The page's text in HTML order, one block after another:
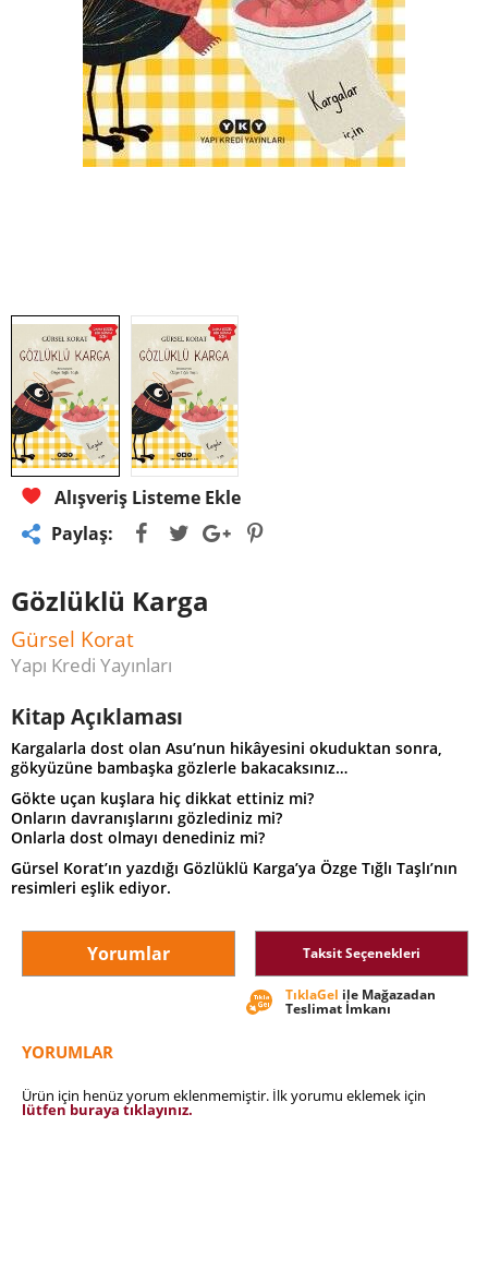
Alışveriş Listeme Ekle
Paylaş:
Gözlüklü Karga
Gürsel Korat
Yapı Kredi Yayınları
Kitap Açıklaması
Kargalarla dost olan Asu’nun hikâyesini okuduktan sonra,
gökyüzüne bambaşka gözlerle bakacaksınız…
Gökte uçan kuşlara hiç dikkat ettiniz mi?
Onların davranışlarını gözlediniz mi?
Onlarla dost olmayı denediniz mi?
Gürsel Korat’ın yazdığı Gözlüklü Karga’ya Özge Tığlı Taşlı’nın
resimleri eşlik ediyor.
Yorumlar Taksit Seçenekleri
TıklaGel ile Mağazadan
Teslimat İmkanı
YORUMLAR
Ürün için henüz yorum eklenmemiştir. İlk yorumu eklemek için
lütfen buraya tıklayınız.